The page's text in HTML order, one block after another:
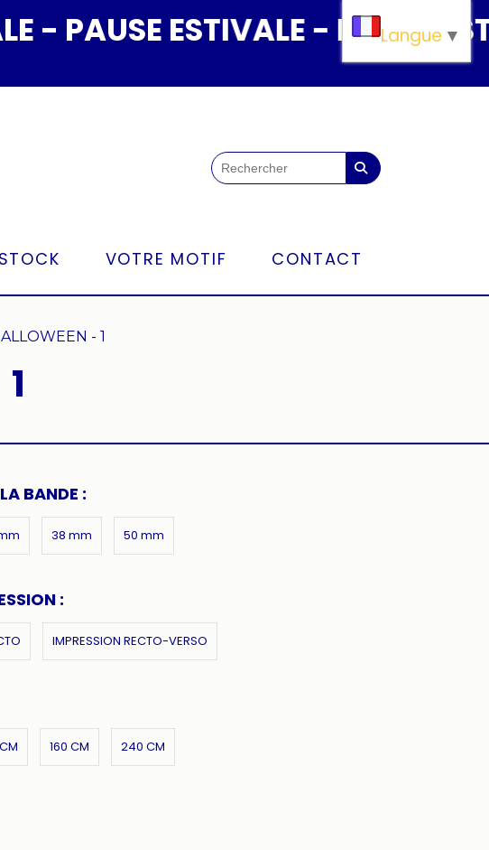
ESTIVALE - PAUSE
VOTRE MOTIF CONTACT
- 1
BANDE :
38 mm 50 mm
:
IMPRESSION RECTO-VERSO
160 CM 240 CM
Langue ▼